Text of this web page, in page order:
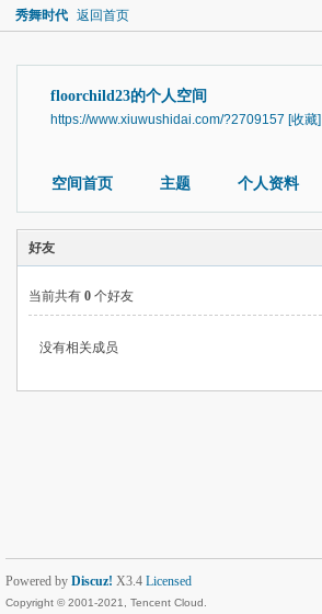
秀舞时代 返回首页
floorchild23的个人空间
https://www.xiuwushidai.com/?2709157 [收藏]
空间首页 主题 个人资料
好友
当前共有 0 个好友
没有相关成员
Powered by Discuz! X3.4 Licensed
Copyright © 2001-2021, Tencent Cloud.